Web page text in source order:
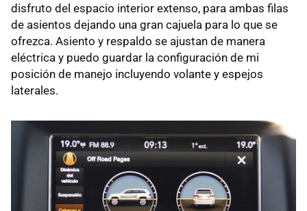
disfruto del espacio interior extenso, para ambas filas
de asientos dejando una gran cajuela para lo que se
ofrezca. Asiento y respaldo se ajustan de manera
eléctrica y puedo guardar la configuración de mi
posición de manejo incluyendo volante y espejos
laterales.